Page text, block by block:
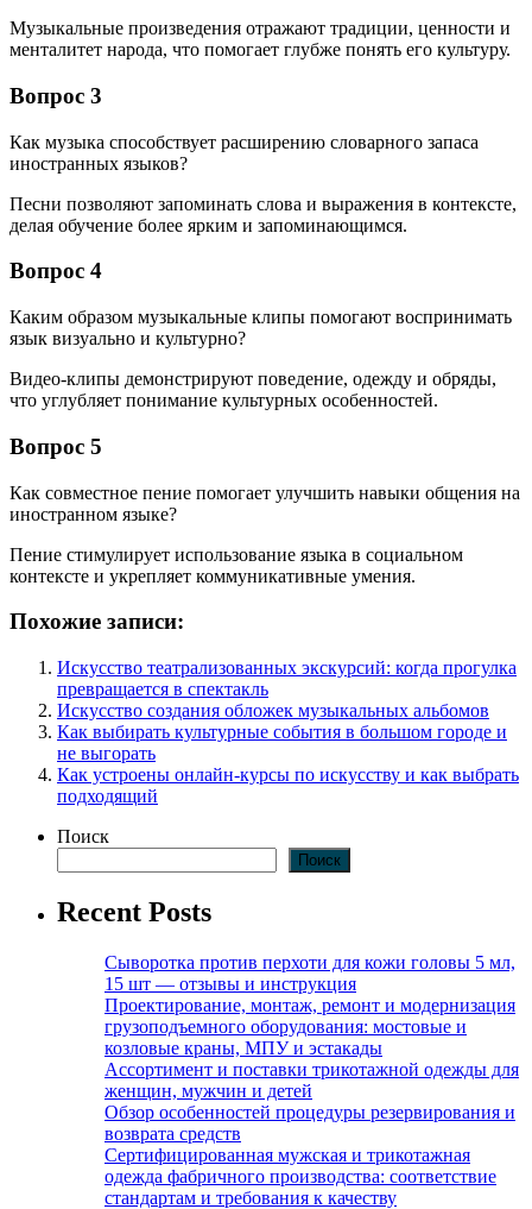
Музыкальные произведения отражают традиции, ценности и
менталитет народа, что помогает глубже понять его культуру.
Вопрос 3
Как музыка способствует расширению словарного запаса
иностранных языков?
Песни позволяют запоминать слова и выражения в контексте,
делая обучение более ярким и запоминающимся.
Вопрос 4
Каким образом музыкальные клипы помогают воспринимать
язык визуально и культурно?
Видео-клипы демонстрируют поведение, одежду и обряды,
что углубляет понимание культурных особенностей.
Вопрос 5
Как совместное пение помогает улучшить навыки общения на
иностранном языке?
Пение стимулирует использование языка в социальном
контексте и укрепляет коммуникативные умения.
Похожие записи:
Искусство театрализованных экскурсий: когда прогулка
превращается в спектакль
Искусство создания обложек музыкальных альбомов
Как выбирать культурные события в большом городе и
не выгорать
Как устроены онлайн-курсы по искусству и как выбрать
подходящий
Поиск
Поиск
Recent Posts
Сыворотка против перхоти для кожи головы 5 мл,
15 шт — отзывы и инструкция
Проектирование, монтаж, ремонт и модернизация
грузоподъемного оборудования: мостовые и
козловые краны, МПУ и эстакады
Ассортимент и поставки трикотажной одежды для
женщин, мужчин и детей
Обзор особенностей процедуры резервирования и
возврата средств
Сертифицированная мужская и трикотажная
одежда фабричного производства: соответствие
стандартам и требования к качеству